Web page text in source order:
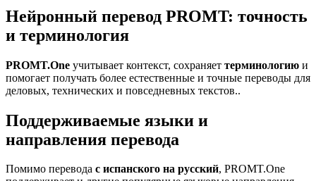
Нейронный перевод PROMT: точность
и терминология
PROMT.One учитывает контекст, сохраняет терминологию и
помогает получать более естественные и точные переводы для
деловых, технических и повседневных текстов..
Поддерживаемые языки и
направления перевода
Помимо перевода с испанского на русский, PROMT.One